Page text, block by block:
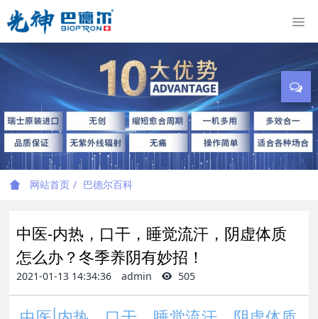
网站首页 巴德尔百科
中医-内热，口干，睡觉流汗，阴虚体质
怎么办？冬季养阴有妙招！
2021-01-13 14:34:36 admin 505